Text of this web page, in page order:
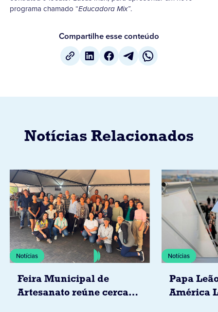
programa chamado “Educadora Mix”.
Compartilhe esse conteúdo
Notícias Relacionados
Notícias
Feira Municipal de
Artesanato reúne cerca
Notícias
Papa
América